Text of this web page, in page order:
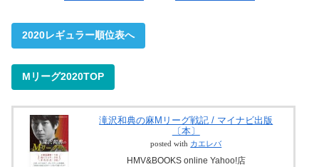
2020レギュラー順位表へ
Mリーグ2020TOP
滝沢和典の麻Mリーグ戦記 / マイナビ出版
〔本〕
posted with カエレバ
HMV&BOOKS online Yahoo!店